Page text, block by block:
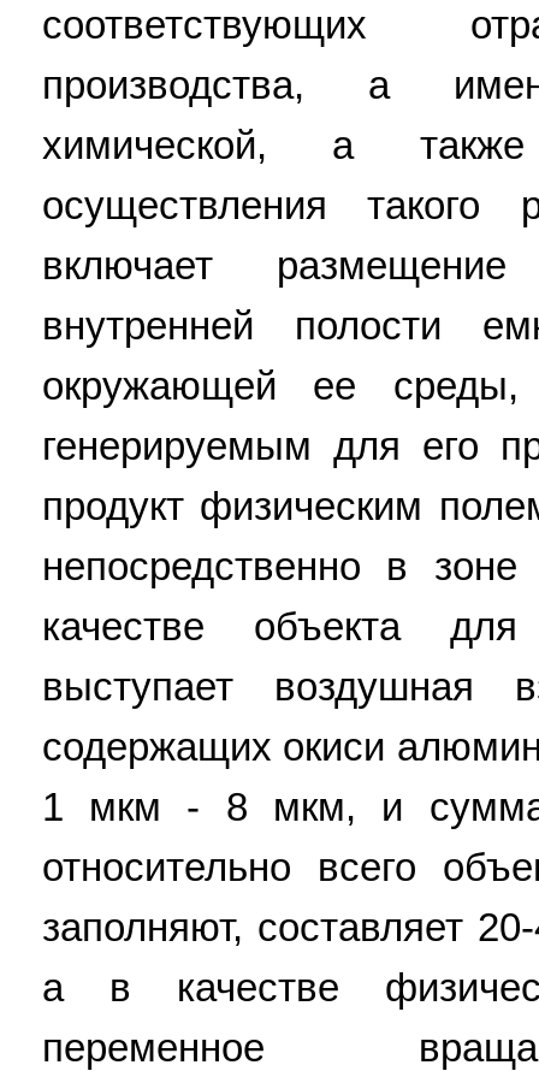
соответствующих
производства, а
химической, а
осуществления такого
включает
внутренней полости
окружающей ее
генерируемым для его
продукт физическим
непосредственно в
качестве объекта для
выступает воздушная
содержащих окиси
1 мкм - 8 мкм, и
относительно всего
заполняют, составляет
а в качестве
переменное